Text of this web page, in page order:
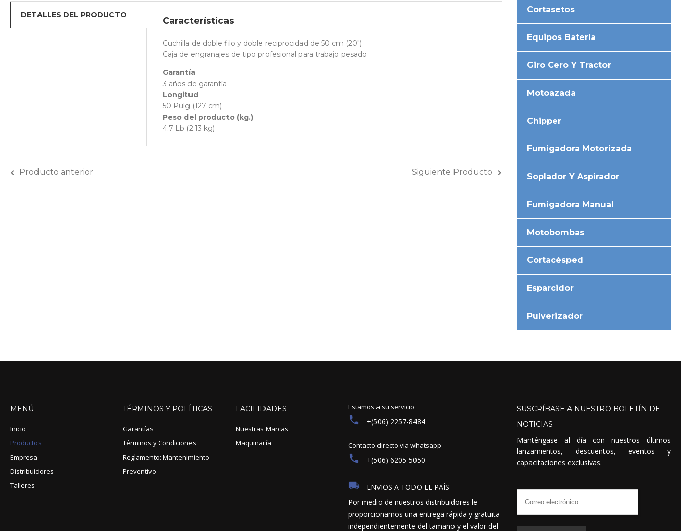
DETALLES DEL PRODUCTO
Características
Cuchilla de doble filo y doble reciprocidad de 50 cm (20")
Caja de engranajes de tipo profesional para trabajo pesado
Garantía
3 años de garantía
Longitud
50 Pulg (127 cm)
Peso del producto (kg.)
4.7 Lb (2.13 kg)
Producto anterior Siguiente Producto
Cortasetos
Equipos Batería
Giro Cero Y Tractor
Motoazada
Chipper
Fumigadora Motorizada
Soplador Y Aspirador
Fumigadora Manual
Motobombas
Cortacésped
Esparcidor
Pulverizador
MENÚ
Inicio
Productos
Empresa
Distribuidores
Talleres
TÉRMINOS Y POLÍTICAS
Garantías
Términos y Condiciones
Reglamento: Mantenimiento
Preventivo
FACILIDADES
Nuestras Marcas
Maquinaría
Estamos a su servicio
+(506) 2257-8484
Contacto directo via whatsapp
+(506) 6205-5050
ENVIOS A TODO EL PAÍS
Por medio de nuestros distribuidores le
proporcionamos una entrega rápida y gratuita
independientemente del tamaño y el valor del
SUSCRÍBASE A NUESTRO BOLETÍN DE
NOTICIAS
Manténgase al día con nuestros últimos
lanzamientos, descuentos, eventos y
capacitaciones exclusivas.